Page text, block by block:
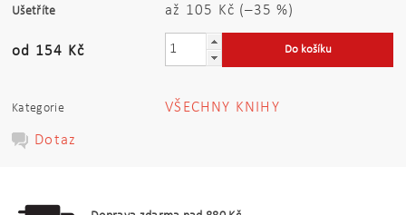
Ušetříte až 105 Kč (–35 %)
od 154 Kč
Kategorie VŠECHNY KNIHY
Dotaz